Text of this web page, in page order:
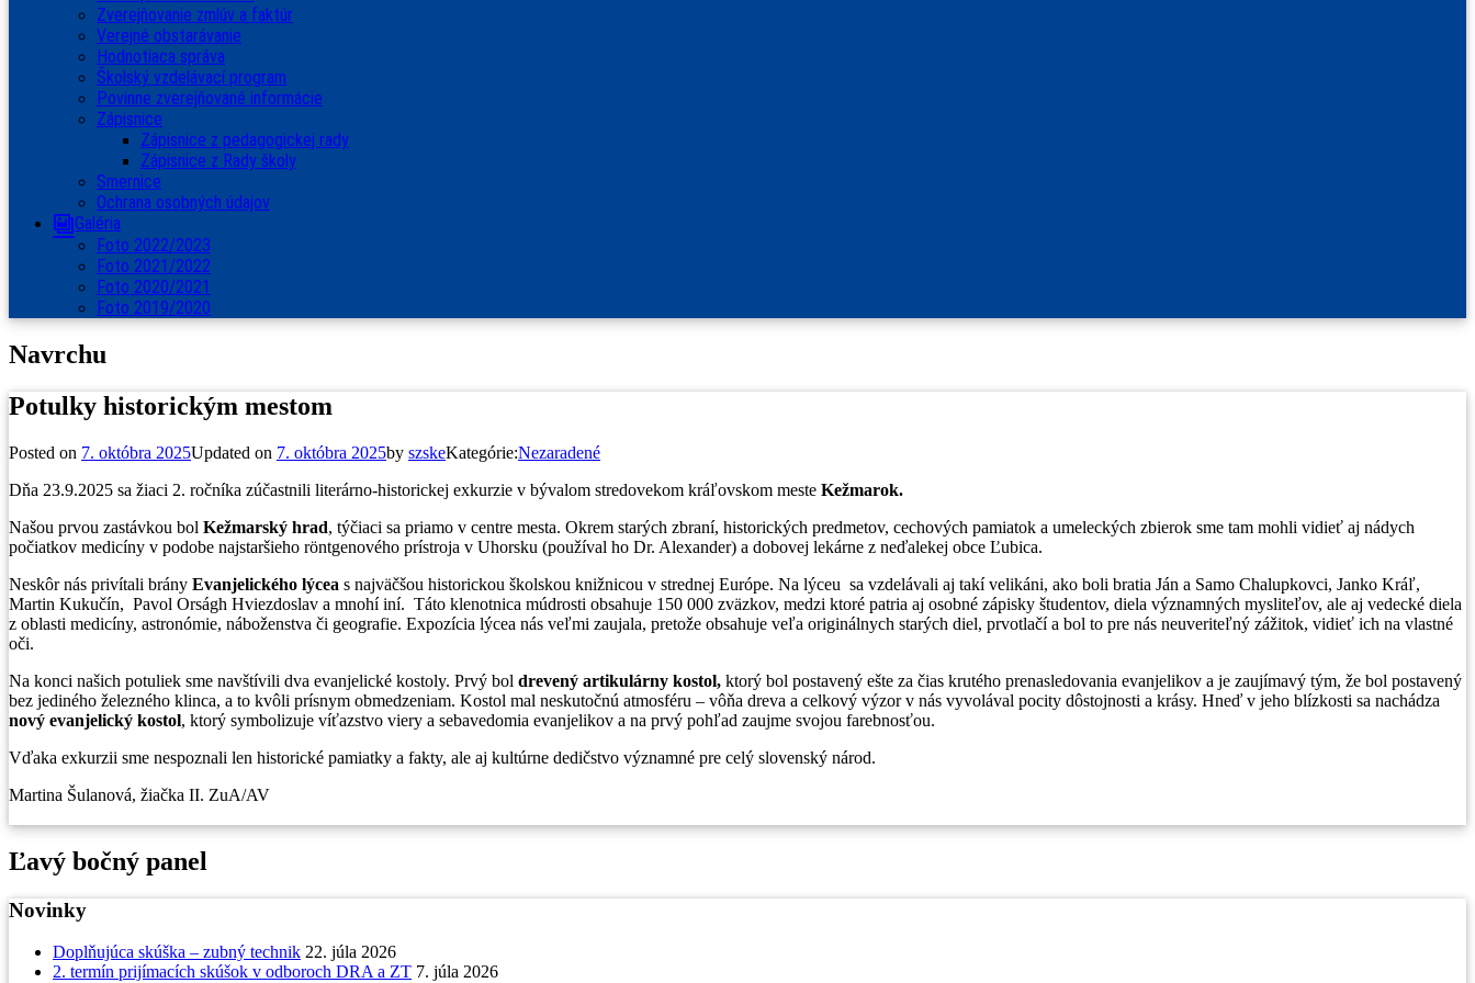
Zverejňovanie zmlúv a faktúr
Verejné obstarávanie
Hodnotiaca správa
Školský vzdelávací program
Povinne zverejňované informácie
Zápisnice
Zápisnice z pedagogickej rady
Zápisnice z Rady školy
Smernice
Ochrana osobných údajov
Galéria
Foto 2022/2023
Foto 2021/2022
Foto 2020/2021
Foto 2019/2020
Navrchu
Potulky historickým mestom
Posted on 7. októbra 2025Updated on 7. októbra 2025by szskeKategórie:Nezaradené
Dňa 23.9.2025 sa žiaci 2. ročníka zúčastnili literárno-historickej exkurzie v bývalom stredovekom kráľovskom meste Kežmarok.
Našou prvou zastávkou bol Kežmarský hrad, týčiaci sa priamo v centre mesta. Okrem starých zbraní, historických predmetov, cechových pamiatok a umeleckých zbierok sme tam mohli vidieť aj nádych
počiatkov medicíny v podobe najstaršieho röntgenového prístroja v Uhorsku (používal ho Dr. Alexander) a dobovej lekárne z neďalekej obce Ľubica.
Neskôr nás privítali brány Evanjelického lýcea s najväčšou historickou školskou knižnicou v strednej Európe. Na lýceu sa vzdelávali aj takí velikáni, ako boli bratia Ján a Samo Chalupkovci, Janko Kráľ,
Martin Kukučín, Pavol Orságh Hviezdoslav a mnohí iní. Táto klenotnica múdrosti obsahuje 150 000 zväzkov, medzi ktoré patria aj osobné zápisky študentov, diela významných mysliteľov, ale aj vedecké diela
z oblasti medicíny, astronómie, náboženstva či geografie. Expozícia lýcea nás veľmi zaujala, pretože obsahuje veľa originálnych starých diel, prvotlačí a bol to pre nás neuveriteľný zážitok, vidieť ich na vlastné
oči.
Na konci našich potuliek sme navštívili dva evanjelické kostoly. Prvý bol drevený artikulárny kostol, ktorý bol postavený ešte za čias krutého prenasledovania evanjelikov a je zaujímavý tým, že bol postavený
bez jediného železného klinca, a to kvôli prísnym obmedzeniam. Kostol mal neskutočnú atmosféru – vôňa dreva a celkový výzor v nás vyvolával pocity dôstojnosti a krásy. Hneď v jeho blízkosti sa nachádza
nový evanjelický kostol, ktorý symbolizuje víťazstvo viery a sebavedomia evanjelikov a na prvý pohľad zaujme svojou farebnosťou.
Vďaka exkurzii sme nespoznali len historické pamiatky a fakty, ale aj kultúrne dedičstvo významné pre celý slovenský národ.
Martina Šulanová, žiačka II. ZuA/AV
Ľavý bočný panel
Novinky
Doplňujúca skúška – zubný technik 22. júla 2026
2. termín prijímacích skúšok v odboroch DRA a ZT 7. júla 2026